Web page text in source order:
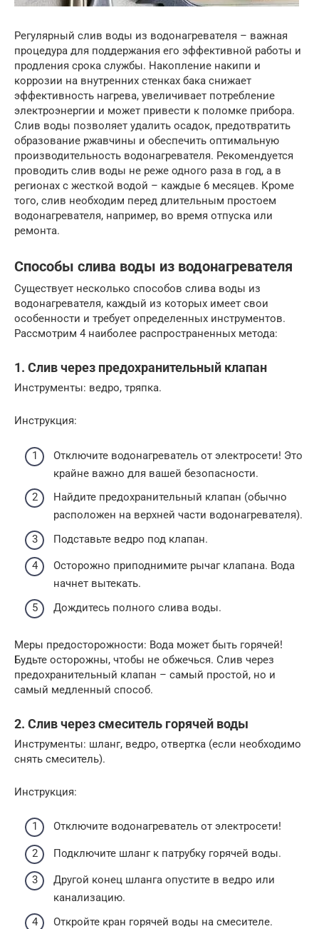
Регулярный слив воды из водонагревателя – важная
процедура для поддержания его эффективной работы и
продления срока службы. Накопление накипи и
коррозии на внутренних стенках бака снижает
эффективность нагрева, увеличивает потребление
электроэнергии и может привести к поломке прибора.
Слив воды позволяет удалить осадок, предотвратить
образование ржавчины и обеспечить оптимальную
производительность водонагревателя. Рекомендуется
проводить слив воды не реже одного раза в год, а в
регионах с жесткой водой – каждые 6 месяцев. Кроме
того, слив необходим перед длительным простоем
водонагревателя, например, во время отпуска или
ремонта.
Способы слива воды из водонагревателя
Существует несколько способов слива воды из
водонагревателя, каждый из которых имеет свои
особенности и требует определенных инструментов.
Рассмотрим 4 наиболее распространенных метода:
1. Слив через предохранительный клапан
Инструменты: ведро, тряпка.
Инструкция:
Отключите водонагреватель от электросети! Это
крайне важно для вашей безопасности.
Найдите предохранительный клапан (обычно
расположен на верхней части водонагревателя).
Подставьте ведро под клапан.
Осторожно приподнимите рычаг клапана. Вода
начнет вытекать.
Дождитесь полного слива воды.
Меры предосторожности: Вода может быть горячей!
Будьте осторожны, чтобы не обжечься. Слив через
предохранительный клапан – самый простой, но и
самый медленный способ.
2. Слив через смеситель горячей воды
Инструменты: шланг, ведро, отвертка (если необходимо
снять смеситель).
Инструкция:
Отключите водонагреватель от электросети!
Подключите шланг к патрубку горячей воды.
Другой конец шланга опустите в ведро или
канализацию.
Откройте кран горячей воды на смесителе.